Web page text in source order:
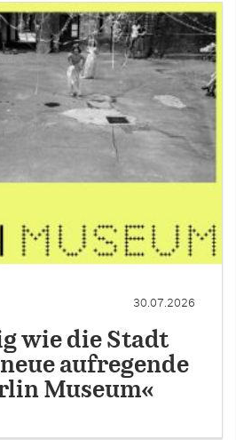
30.07.2026
wie die Stadt
aufregende
Museum«